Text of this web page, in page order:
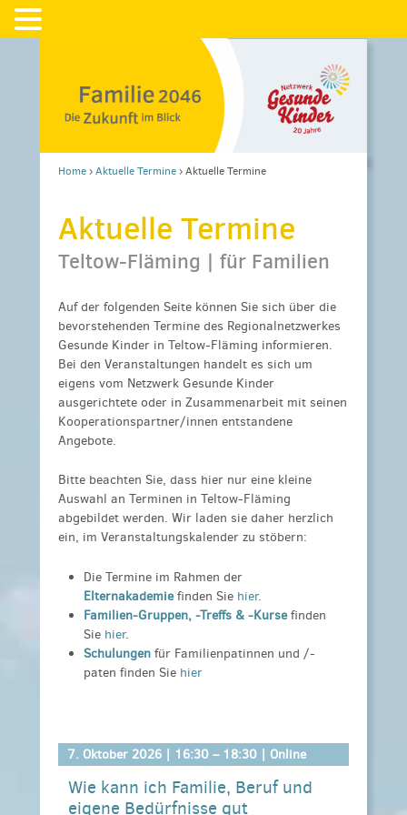
Home›Aktuelle Termine›Aktuelle Termine
Aktuelle Termine
Teltow-Fläming | für Familien
Auf der folgenden Seite können Sie sich über die
bevorstehenden Termine des Regionalnetzwerkes
Gesunde Kinder in Teltow-Fläming informieren.
Bei den Veranstaltungen handelt es sich um
eigens vom Netzwerk Gesunde Kinder
ausgerichtete oder in Zusammenarbeit mit seinen
Kooperationspartner/innen entstandene
Angebote.
Bitte beachten Sie, dass hier nur eine kleine
Auswahl an Terminen in Teltow-Fläming
abgebildet werden. Wir laden sie daher herzlich
ein, im Veranstaltungskalender zu stöbern:
Die Termine im Rahmen der
Elternakademiefinden Sie hier.
Familien-Gruppen, -Treffs & -Kursefinden
Sie hier.
Schulungen für Familienpatinnen und /-
paten finden Sie hier
7. Oktober 2026 | 16:30 – 18:30 | Online
Wie kann ich Familie, Beruf und
eigene Bedürfnisse gut